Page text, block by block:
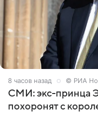
8 часов назад © РИА
СМИ: экс-принца
похоронят с